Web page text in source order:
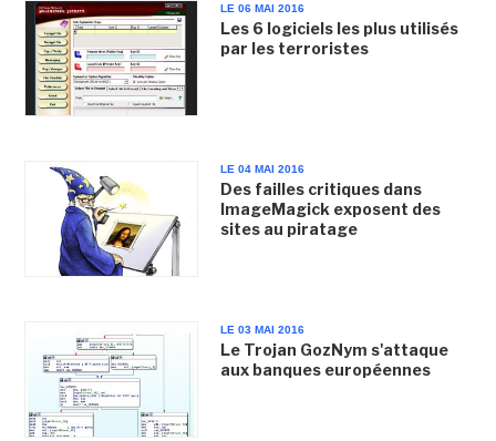
LE 06 MAI 2016
Les 6 logiciels les plus utilisés
par les terroristes
LE 04 MAI 2016
Des failles critiques dans
ImageMagick exposent des
sites au piratage
LE 03 MAI 2016
Le Trojan GozNym s'attaque
aux banques européennes